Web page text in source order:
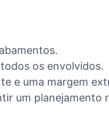
os envolvidos.
e uma margem
um planejamento